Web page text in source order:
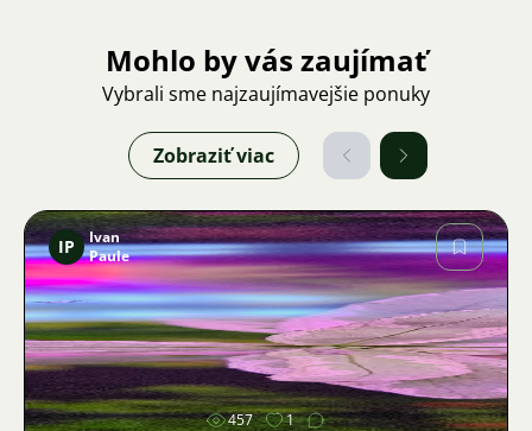
Mohlo by vás zaujímať
Vybrali sme najzaujímavejšie ponuky
Zobraziť viac
Obrázok
IP
Ivan
Paule
457 1